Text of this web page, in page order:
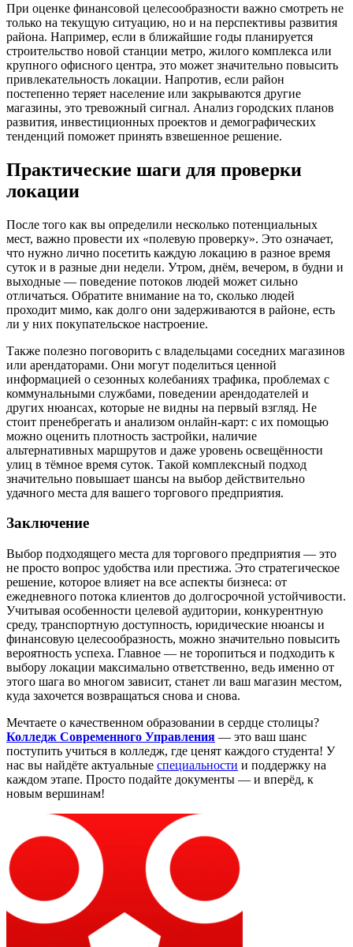
При оценке финансовой целесообразности важно смотреть не
только на текущую ситуацию, но и на перспективы развития
района. Например, если в ближайшие годы планируется
строительство новой станции метро, жилого комплекса или
крупного офисного центра, это может значительно повысить
привлекательность локации. Напротив, если район
постепенно теряет население или закрываются другие
магазины, это тревожный сигнал. Анализ городских планов
развития, инвестиционных проектов и демографических
тенденций поможет принять взвешенное решение.
Практические шаги для проверки
локации
После того как вы определили несколько потенциальных
мест, важно провести их «полевую проверку». Это означает,
что нужно лично посетить каждую локацию в разное время
суток и в разные дни недели. Утром, днём, вечером, в будни и
выходные — поведение потоков людей может сильно
отличаться. Обратите внимание на то, сколько людей
проходит мимо, как долго они задерживаются в районе, есть
ли у них покупательское настроение.
Также полезно поговорить с владельцами соседних магазинов
или арендаторами. Они могут поделиться ценной
информацией о сезонных колебаниях трафика, проблемах с
коммунальными службами, поведении арендодателей и
других нюансах, которые не видны на первый взгляд. Не
стоит пренебрегать и анализом онлайн-карт: с их помощью
можно оценить плотность застройки, наличие
альтернативных маршрутов и даже уровень освещённости
улиц в тёмное время суток. Такой комплексный подход
значительно повышает шансы на выбор действительно
удачного места для вашего торгового предприятия.
Заключение
Выбор подходящего места для торгового предприятия — это
не просто вопрос удобства или престижа. Это стратегическое
решение, которое влияет на все аспекты бизнеса: от
ежедневного потока клиентов до долгосрочной устойчивости.
Учитывая особенности целевой аудитории, конкурентную
среду, транспортную доступность, юридические нюансы и
финансовую целесообразность, можно значительно повысить
вероятность успеха. Главное — не торопиться и подходить к
выбору локации максимально ответственно, ведь именно от
этого шага во многом зависит, станет ли ваш магазин местом,
куда захочется возвращаться снова и снова.
Мечтаете о качественном образовании в сердце столицы?
Колледж Современного Управления — это ваш шанс
поступить учиться в колледж, где ценят каждого студента! У
нас вы найдёте актуальные специальности и поддержку на
каждом этапе. Просто подайте документы — и вперёд, к
новым вершинам!